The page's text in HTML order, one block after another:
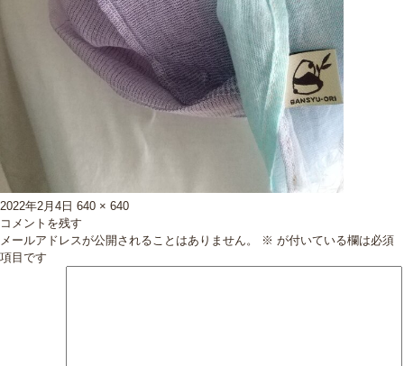
投
稿
日:
2022年2月4日 フ
ル
サ
640 × 640
コメントを残す
メールアドレスが公開されることはありません。
※ が付いている欄は必須
項目です